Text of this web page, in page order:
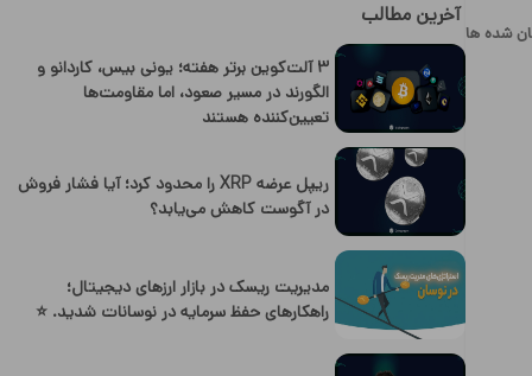
آخرین مطالب
۳ آلت‌کوین برتر هفته؛ یونی بیس، کاردانو و
الگورند در مسیر صعود، اما مقاومت‌ها
تعیین‌کننده هستند
ریپل عرضه XRP را محدود کرد؛ آیا فشار فروش
در آگوست کاهش می‌یابد؟
مدیریت ریسک در بازار ارزهای دیجیتال؛
راهکارهای حفظ سرمایه در نوسانات شدید. ⭐
شده ها